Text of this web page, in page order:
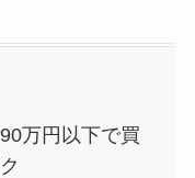
万円以下で買